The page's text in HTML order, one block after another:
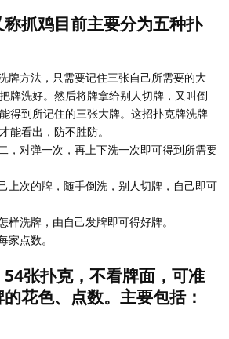
抓鸡目前主要分为五种扑
牌方法，只需要记住三张自己所需要的大
牌洗好。然后将牌拿给别人切牌，又叫倒
得到所记住的三张大牌。这招扑克牌洗牌
能看出，防不胜防。
，对弹一次，再上下洗一次即可得到所需要
上次的牌，随手倒洗，别人切牌，自己即可
样洗牌，由自己发牌即可得好牌。
家点数。
张扑克，不看牌面，可准
花色、点数。主要包括：